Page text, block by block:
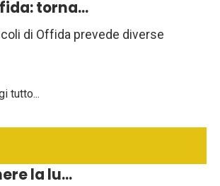
torna...
di Offida prevede diverse
tutto...
la lu...